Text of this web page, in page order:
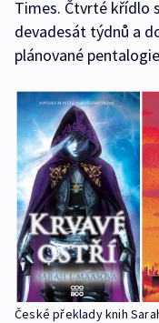
Times. Čtvrté křídlo
devadesát týdnů a
plánované
České překlady knih